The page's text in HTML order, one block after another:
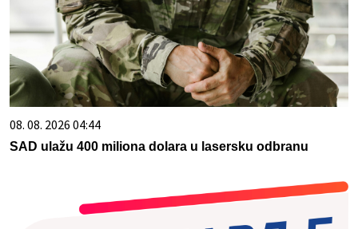
08. 08. 2026 04:44
SAD ulažu 400 miliona dolara u lasersku odbranu